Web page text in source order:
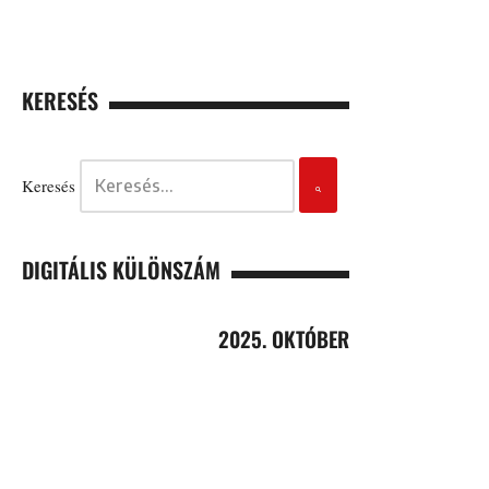
KERESÉS
Keresés
DIGITÁLIS KÜLÖNSZÁM
2025. OKTÓBER